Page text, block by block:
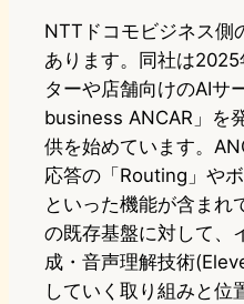
NTTドコモビジネス側
あります。同社は
ターや店舗向けのAIサ
business ANCAR」を
供を始めています。
応答の「Routing」や
といった機能が含まれ
の既存基盤に対して、
成・音声理解技術
していく取り組みと位